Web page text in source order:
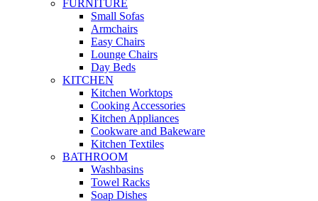
FURNITURE
Small Sofas
Armchairs
Easy Chairs
Lounge Chairs
Day Beds
KITCHEN
Kitchen Worktops
Cooking Accessories
Kitchen Appliances
Cookware and Bakeware
Kitchen Textiles
BATHROOM
Washbasins
Towel Racks
Soap Dishes